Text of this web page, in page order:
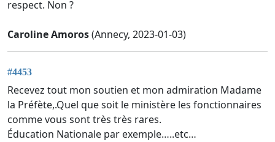
respect. Non ?
Caroline Amoros(Annecy, 2023-01-03)
#4453
Recevez tout mon soutien et mon admiration Madame
la Préfète,.Quel que soit le ministère les fonctionnaires
comme vous sont très très rares.
Éducation Nationale par exemple…..etc…